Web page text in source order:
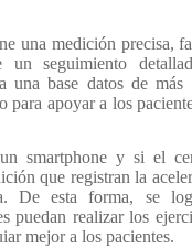
una medición precisa,
un seguimiento
base datos de más
para apoyar a los
smartphone y si el
que registran la
De esta forma, se
puedan realizar los
mejor a los pacientes.